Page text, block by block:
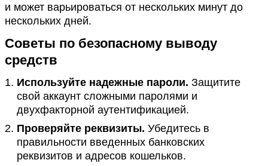
и может варьироваться от нескольких минут до
нескольких дней​.
Советы по безопасному выводу
средств
Используйте надежные пароли. Защитите
свой аккаунт сложными паролями и
двухфакторной аутентификацией.
Проверяйте реквизиты. Убедитесь в
правильности введенных банковских
реквизитов и адресов кошельков.